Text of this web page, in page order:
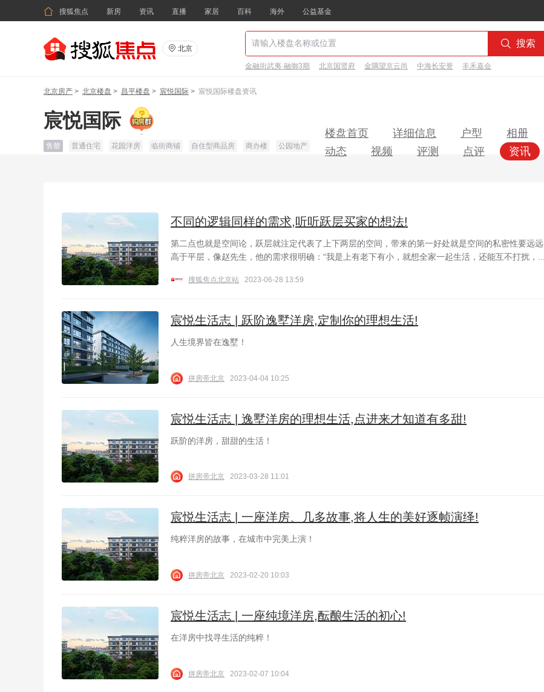
 搜狐焦点 新房 资讯 直播 家居 百科 海外 公益基金
 北京  搜索
金融街武夷·融御3期 北京国贤府 金隅望京云尚 中海长安誉 丰禾嘉会
北京房产 > 北京楼盘 > 昌平楼盘 > 宸悦国际 > 宸悦国际楼盘资讯
宸悦国际
售罄 普通住宅 花园洋房 临街商铺 自住型商品房 商办楼 公园地产
楼盘首页 详细信息 户型
相册
动态
视频 评测 点评
资讯
不同的逻辑同样的需求,听听跃层买家的想法!
第二点也就是空间论，跃层就注定代表了上下两层的空间，带来的第一好处就是空间的私密性要远远
高于平层，像赵先生，他的需求很明确：“我是上有老下有小，就想全家一起生活，还能互不打扰，...
搜狐焦点北京站 2023-06-28 13:59
宸悦生活志 | 跃阶逸墅洋房,定制你的理想生活!
人生境界皆在逸墅！
拼房帝北京 2023-04-04 10:25
宸悦生活志 | 逸墅洋房的理想生活,点进来才知道有多甜!
跃阶的洋房，甜甜的生活！
拼房帝北京 2023-03-28 11:01
宸悦生活志 | 一座洋房、几多故事,将人生的美好逐帧演绎!
纯粹洋房的故事，在城市中完美上演！
拼房帝北京 2023-02-20 10:03
宸悦生活志 | 一座纯境洋房,酝酿生活的初心!
在洋房中找寻生活的纯粹！
拼房帝北京 2023-02-07 10:04